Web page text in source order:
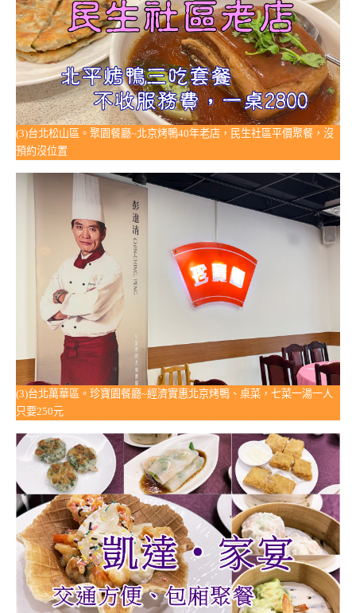
(3)台北松山區。聚園餐廳~北京烤鴨40年老店，民生社區平價聚餐，沒
預約沒位置
(3)台北萬華區。珍寶園餐廳~經濟實惠北京烤鴨、桌菜，七菜一湯一人
只要250元